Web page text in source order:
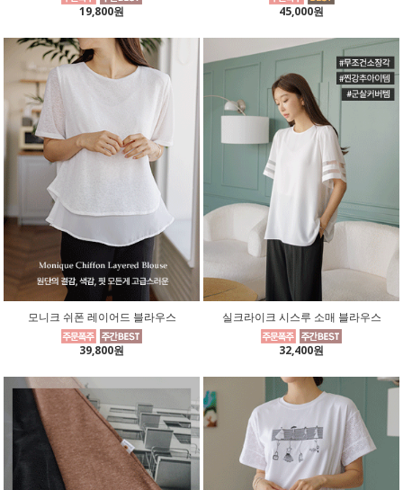
19,800원 45,000원
모니크 쉬폰 레이어드 블라우스
39,800원
실크라이크 시스루 소매 블라우스
32,400원